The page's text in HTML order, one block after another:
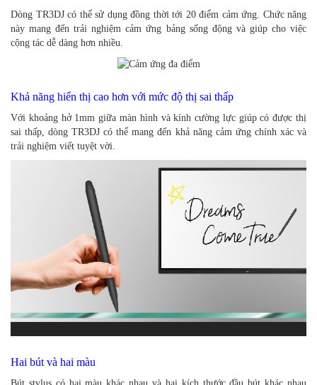
Dòng TR3DJ có thể sử dụng đồng thời tới 20 điểm cảm ứng. Chức năng
này mang đến trải nghiệm cảm ứng bảng sống động và giúp cho việc
cộng tác dễ dàng hơn nhiều.
Khả năng hiển thị cao hơn với mức độ thị sai thấp
Với khoảng hở 1mm giữa màn hình và kính cường lực giúp có được thị
sai thấp, dòng TR3DJ có thể mang đến khả năng cảm ứng chính xác và
trải nghiệm viết tuyệt vời.
Hai bút và hai màu